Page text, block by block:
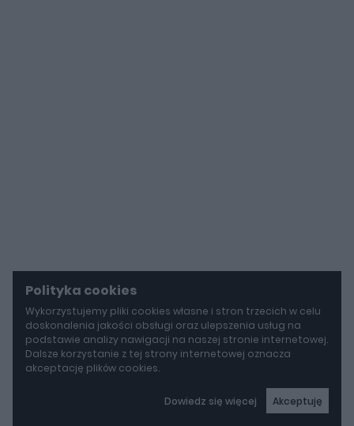
Polityka cookies
Wykorzystujemy pliki cookies własne i stron trzecich w celu
doskonalenia jakości obsługi oraz ulepszenia usług na
podstawie analizy nawigacji na naszej stronie internetowej.
Dalsze korzystanie z tej strony internetowej oznacza
akceptację plików cookies.
Dowiedz się więcej Akceptuję